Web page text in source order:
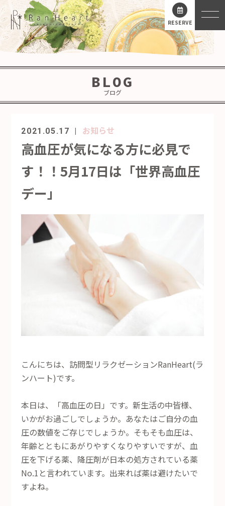
RESERVE
BLOG
ブログ
2021.05.17 お知らせ
高血圧が気になる方に必見で
す！！5月17日は「世界高血圧
デー」
こんにちは、訪問型リラクゼーションRanHeart(ラ
ンハート)です。
本日は、「高血圧の日」です。新生活の中皆様、
いかがお過ごしでしょうか。あなたはご自分の血
圧の数値をご存じでしょうか。そもそも血圧は、
年齢とともにあがりやすくなりやすいですが、血
圧を下げる薬、降圧剤が日本の処方されている薬
No.1と言われています。出来れば薬は避けたいで
すよね。